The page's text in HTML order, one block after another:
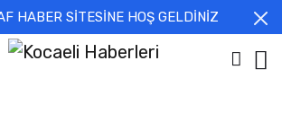
HABER SİTESİNE HOŞ GELDİNİZ